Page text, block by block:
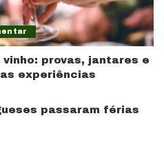
provas, jantares e
experiências
passaram férias